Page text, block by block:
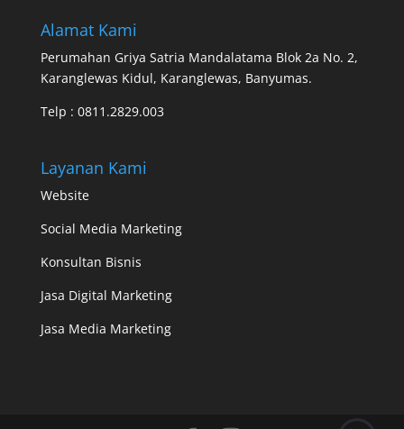
Alamat Kami
Perumahan Griya Satria Mandalatama Blok 2a No. 2,
Karanglewas Kidul, Karanglewas, Banyumas.
Telp : 0811.2829.003
Layanan Kami
Website
Social Media Marketing
Konsultan Bisnis
Jasa Digital Marketing
Jasa Media Marketing